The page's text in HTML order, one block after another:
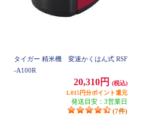
タイガー 精米機 変速かくはん式 RSF
-A100R
20,310円
(税込)
1,015円分ポイント還元
発送目安：3営業日
(7件)